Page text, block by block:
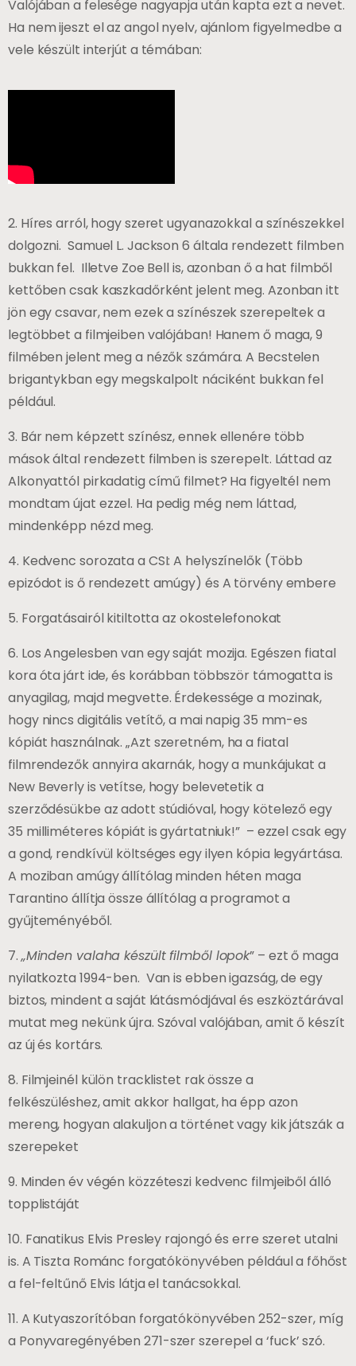
Valójában a felesége nagyapja után kapta ezt a nevet.
Ha nem ijeszt el az angol nyelv, ajánlom figyelmedbe a
vele készült interjút a témában:
2. Híres arról, hogy szeret ugyanazokkal a színészekkel
dolgozni. Samuel L. Jackson 6 általa rendezett filmben
bukkan fel. Illetve Zoe Bell is, azonban ő a hat filmből
kettőben csak kaszkadőrként jelent meg. Azonban itt
jön egy csavar, nem ezek a színészek szerepeltek a
legtöbbet a filmjeiben valójában! Hanem ő maga, 9
filmében jelent meg a nézők számára. A Becstelen
brigantykban egy megskalpolt náciként bukkan fel
például.
3. Bár nem képzett színész, ennek ellenére több
mások által rendezett filmben is szerepelt. Láttad az
Alkonyattól pirkadatig című filmet? Ha figyeltél nem
mondtam újat ezzel. Ha pedig még nem láttad,
mindenképp nézd meg.
4. Kedvenc sorozata a CSI: A helyszínelők (Több
epizódot is ő rendezett amúgy) és A törvény embere
5. Forgatásairól kitiltotta az okostelefonokat
6. Los Angelesben van egy saját mozija. Egészen fiatal
kora óta járt ide, és korábban többször támogatta is
anyagilag, majd megvette. Érdekessége a mozinak,
hogy nincs digitális vetítő, a mai napig 35 mm-es
kópiát használnak.„Azt szeretném, ha a fiatal
filmrendezők annyira akarnák, hogy a munkájukat a
New Beverly is vetítse, hogy belevetetik a
szerződésükbe az adott stúdióval, hogy kötelező egy
35 milliméteres kópiát is gyártatniuk!” – ezzel csak egy
a gond, rendkívül költséges egy ilyen kópia legyártása.
A moziban amúgy állítólag minden héten maga
Tarantino állítja össze állítólag a programot a
gyűjteményéből.
7. „Minden valaha készült filmből lopok” – ezt ő maga
nyilatkozta 1994-ben. Van is ebben igazság, de egy
biztos, mindent a saját látásmódjával és eszköztárával
mutat meg nekünk újra. Szóval valójában, amit ő készít
az új és kortárs.
8. Filmjeinél külön tracklistet rak össze a
felkészüléshez, amit akkor hallgat, ha épp azon
mereng, hogyan alakuljon a történet vagy kik játszák a
szerepeket
9. Minden év végén közzéteszi kedvenc filmjeiből álló
topplistáját
10. Fanatikus Elvis Presley rajongó és erre szeret utalni
is. A Tiszta Románc forgatókönyvében például a főhőst
a fel-feltűnő Elvis látja el tanácsokkal.
11. A Kutyaszorítóban forgatókönyvében 252-szer, míg
a Ponyvaregényében 271-szer szerepel a ‘fuck’ szó.